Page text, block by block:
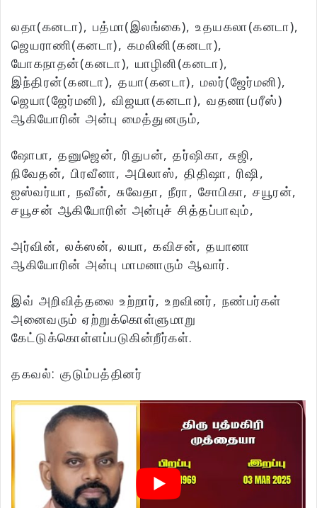
லதா(கனடா), பத்மா(இலங்கை), உதயகலா(கனடா),
ஜெயராணி(கனடா), கமலினி(கனடா),
யோகநாதன்(கனடா), யாழினி(கனடா),
இந்திரன்(கனடா), தயா(கனடா), மலர்(ஜேர்மனி),
ஜெயா(ஜேர்மனி), விஜயா(கனடா), வதனா(பரீஸ்)
ஆகியோரின் அன்பு மைத்துனரும்,
ஷோபா, தனுஜென், ரிதுபன், தர்ஷிகா, சுஜி,
நிவேதன், பிரவீனா, அபிலாஸ், திதிஷா, ரிஷி,
ஐஸ்வர்யா, நவீன், சுவேதா, நீரா, சோபிகா, சயூரன்,
சயூசன் ஆகியோரின் அன்புச் சித்தப்பாவும்,
அர்வின், லக்ஸன், லயா, கவிசன், தயானா
ஆகியோரின் அன்பு மாமனாரும் ஆவார்.
இவ் அறிவித்தலை உற்றார், உறவினர், நண்பர்கள்
அனைவரும் ஏற்றுக்கொள்ளுமாறு
கேட்டுக்கொள்ளப்படுகின்றீர்கள்.
தகவல்: குடும்பத்தினர்